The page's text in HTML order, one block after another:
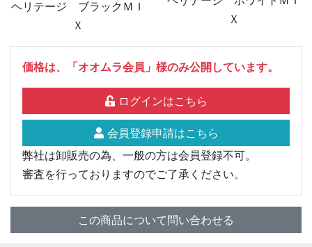
ヘリテージ ブラックＭＩ
Ｘ
Ｘ
価格は、「オオムラ会員」様のみ公開しています。
ログインはこちら
会員登録申請はこちら
弊社は卸販売の為、一般の方は会員登録不可。
審査を行っておりますのでご了承ください。
この商品について問い合わせる